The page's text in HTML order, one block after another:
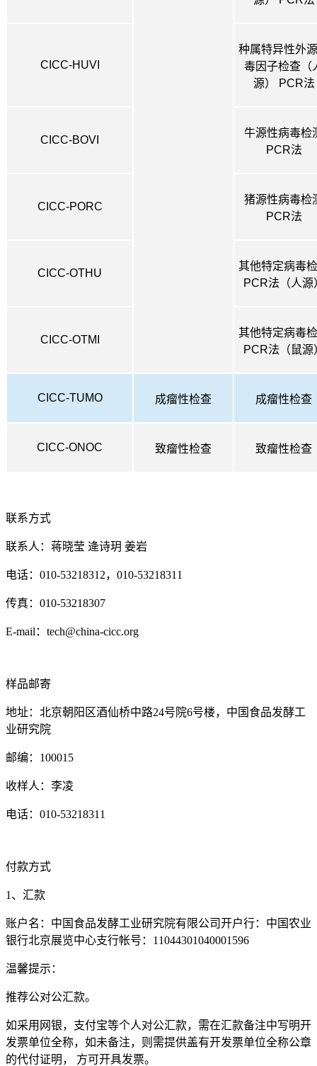
CICC-HUVI
种属特异性外
毒因子检查（
源）
PCR法
CICC-BOVI
牛源性病毒检
PCR法
CICC-PORC
猪源性病毒检
PCR法
CICC-OTHU
其他特定病毒
PCR法（人源
CICC-OTMI
其他特定病毒
PCR法（鼠源
CICC-TUMO 成瘤性检查 成瘤性检查
CICC-ONOC 致瘤性检查 致瘤性检查
联系方式
联系人：蒋晓莹 逄诗玥 姜岩
电话：010-53218312，010-53218311
传真：010-53218307
E-mail：tech@china-cicc.org
样品邮寄
地址：北京朝阳区酒仙桥中路24号院6号楼，中国食品发酵工
业研究院
邮编：100015
收样人：李凌
电话：010-53218311
付款方式
1、汇款
账户名：中国食品发酵工业研究院有限公司开户行：中国农业
银行北京展览中心支行帐号：11044301040001596
温馨提示：
推荐公对公汇款。
如采用网银，支付宝等个人对公汇款，需在汇款备注中写明开
发票单位全称，如未备注，则需提供盖有开发票单位全称公章
的代付证明， 方可开具发票。